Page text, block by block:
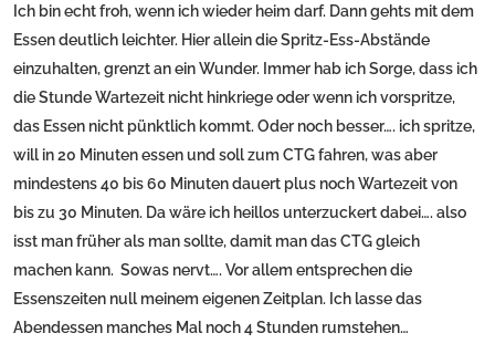
Ich bin echt froh, wenn ich wieder heim darf. Dann gehts mit dem
Essen deutlich leichter. Hier allein die Spritz-Ess-Abstände
einzuhalten, grenzt an ein Wunder. Immer hab ich Sorge, dass ich
die Stunde Wartezeit nicht hinkriege oder wenn ich vorspritze,
das Essen nicht pünktlich kommt. Oder noch besser…. ich spritze,
will in 20 Minuten essen und soll zum CTG fahren, was aber
mindestens 40 bis 60 Minuten dauert plus noch Wartezeit von
bis zu 30 Minuten. Da wäre ich heillos unterzuckert dabei…. also
isst man früher als man sollte, damit man das CTG gleich
machen kann. Sowas nervt…. Vor allem entsprechen die
Essenszeiten null meinem eigenen Zeitplan. Ich lasse das
Abendessen manches Mal noch 4 Stunden rumstehen…